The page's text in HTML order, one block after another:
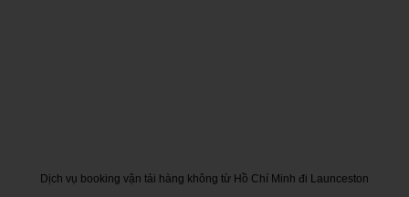
Dịch vụ booking vận tải hàng không từ Hồ Chí Minh đi Launceston